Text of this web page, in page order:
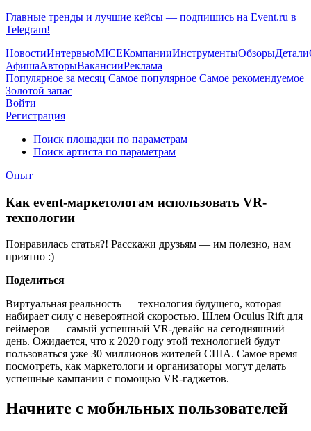
Главные тренды и лучшие кейсы — подпишись на Event.ru в
Telegram!
НовостиИнтервьюMICEКомпанииИнструментыОбзорыДетали
АфишаАвторыВакансииРеклама
Популярное за месяц Самое популярное Самое рекомендуемое
Золотой запас
Войти
Регистрация
Поиск площадки по параметрам
Поиск артиста по параметрам
Опыт
Как event-маркетологам использовать VR-
технологии
Понравилась статья?! Расскажи друзьям — им полезно, нам
приятно :)
Поделиться
Виртуальная реальность — технология будущего, которая
набирает силу с невероятной скоростью. Шлем Oculus Rift для
геймеров — самый успешный VR-девайс на сегодняшний
день. Ожидается, что к 2020 году этой технологией будут
пользоваться уже 30 миллионов жителей США. Самое время
посмотреть, как маркетологи и организаторы могут делать
успешные кампании с помощью VR-гаджетов.
Начните с мобильных пользователей